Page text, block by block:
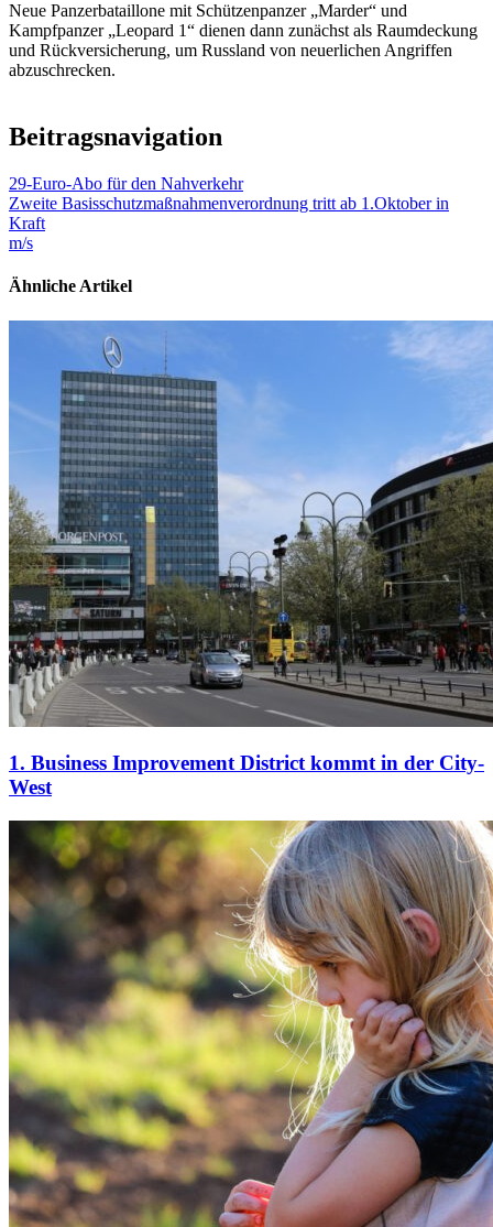
Neue Panzerbataillone mit Schützenpanzer „Marder“ und
Kampfpanzer „Leopard 1“ dienen dann zunächst als Raumdeckung
und Rückversicherung, um Russland von neuerlichen Angriffen
abzuschrecken.
Beitragsnavigation
29-Euro-Abo für den Nahverkehr
Zweite Basisschutzmaßnahmenverordnung tritt ab 1.Oktober in
Kraft
m/s
Ähnliche Artikel
1. Business Improvement District kommt in der City-
West